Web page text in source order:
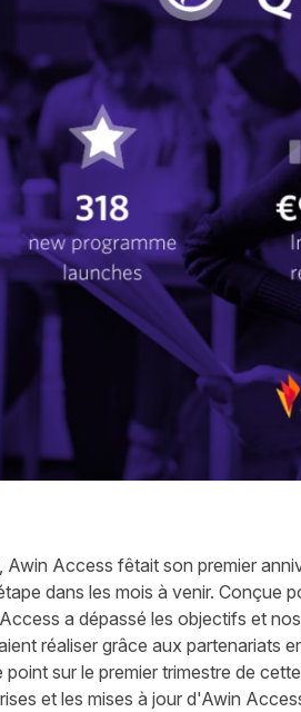
Awin Access fêtait son premier
dans les mois à venir. Conçue
a dépassé les objectifs et
réaliser grâce aux partenariats
sur le premier trimestre de
et les mises à jour d'Awin